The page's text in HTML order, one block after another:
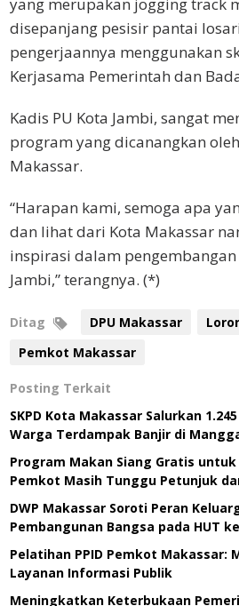
disepanjang pesisir pantai
pengerjaannya menggunakan
Kerjasama Pemerintah dan
Kadis PU Kota Jambi, sangat
program yang dicanangkan
Makassar.
“Harapan kami, semoga apa
dan lihat dari Kota Makassar
inspirasi dalam pengembangan
Jambi,” terangnya. (*)
Ditag DPU Makassar
Pemkot Makassar
Posting Terkait
SKPD Kota Makassar Salurkan
Warga Terdampak Banjir di
Program Makan Siang Gratis untuk
Pemkot Masih Tunggu Petunjuk
DWP Makassar Soroti Peran
Pembangunan Bangsa pada HUT
Pelatihan PPID Pemkot Makassar:
Layanan Informasi Publik
Meningkatkan Keterbukaan